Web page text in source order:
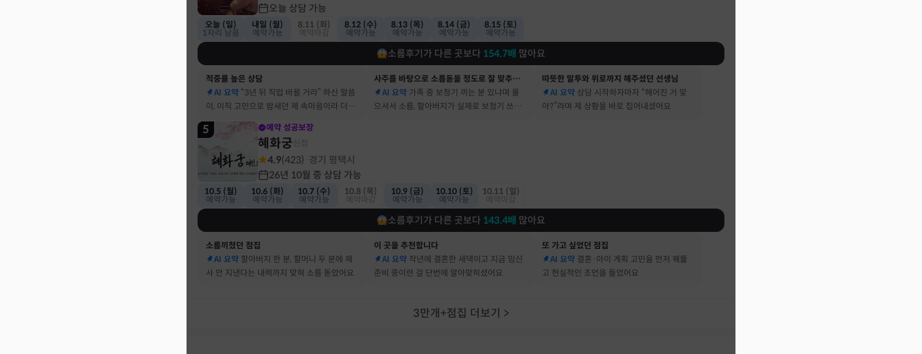
오늘 상담 가능
오늘 (일)
1자리 남음
내일 (월)
예약가능
8.11 (화)
8.12 (수)
예약가능
8.13 (목)
예약가능
8.14 (금)
예약가능
8.15 (토)
예약가능
소름후기가 다른 곳보다 154.7배 많아요
적중률 높은 상담
AI 요약 “3년 뒤 직업 바뀔 거라” 하신 말씀
이, 이직 고민으로 밤새던 제 속마음이라 더 신
기했어요
사주를 바탕으로 소름돋을 정도로 잘 맞추는 곳
AI 요약 가족 중 보청기 끼는 분 있냐며 물
으셔서 소름, 할아버지가 실제로 보청기 쓰세
따뜻한 말투와 위로까지 해주셨던 선생님
AI 요약 상담 시작하자마자 “헤어진 거 맞
아?”라며 제 상황을 바로 집어내셨어요
5 예약 성공보장
혜화궁
4.9(423) 경기 평택시
26년 10월 중 상담 가능
10.5 (월)
예약가능
10.6 (화)
예약가능
10.7 (수)
예약가능
10.8 (목)
10.9 (금)
예약가능
10.10 (토)
예약가능
10.11 (일)
소름후기가 다른 곳보다 143.4배 많아요
소름끼쳤던 점집
AI 요약 할아버지 한 분, 할머니 두 분에 제
사 안 지낸다는 내력까지 맞혀 소름 돋았어요
이 곳을 추천합니다
AI 요약 작년에 결혼한 새댁이고 지금 임신
준비 중이란 걸 단번에 알아맞히셨어요
또 가고 싶었던 점집
AI 요약 결혼·아이 계획 고민을 먼저 꿰뚫
고 현실적인 조언을 들었어요
3만개+점집 더보기 >